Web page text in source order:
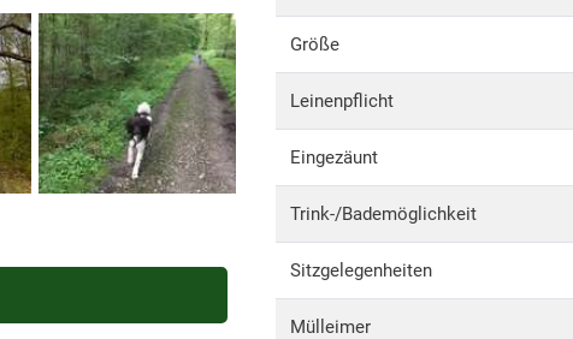
Größe
Leinenpflicht
Eingezäunt
Trink-/Bademöglichkeit
Sitzgelegenheiten
Mülleimer